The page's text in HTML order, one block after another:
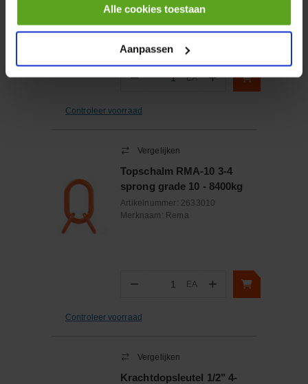
Alle cookies toestaan
Aanpassen
Merknaam:FPT Industrial
− Aantal
EA +
Controleer voorraad
Vergelijken
Topschalm RMA-10 3-4
sprong grade 10 - 8400kg
Artikelnummer: 2633010
Merknaam: Rema
− Aantal
EA +
Controleer voorraad
Vergelijken
Krachtdopsleutel 1/2" 4-